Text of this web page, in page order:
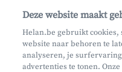
Maak een afspraak
Waar vind je ons?
Phishing
Deze website maakt
Helan.be gebruikt cookies,
website naar behoren te
analyseren, je
advertenties te tonen.